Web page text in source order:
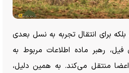
بلکه برای انتقال تجربه به نسل بعدی
فیل، رهبر ماده اطلاعات مربوط به
منتقل می‌کند. به همین دلیل،